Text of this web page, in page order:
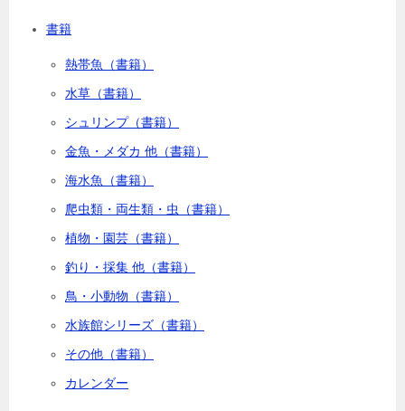
書籍
熱帯魚（書籍）
水草（書籍）
シュリンプ（書籍）
金魚・メダカ 他（書籍）
海水魚（書籍）
爬虫類・両生類・虫（書籍）
植物・園芸（書籍）
釣り・採集 他（書籍）
鳥・小動物（書籍）
水族館シリーズ（書籍）
その他（書籍）
カレンダー